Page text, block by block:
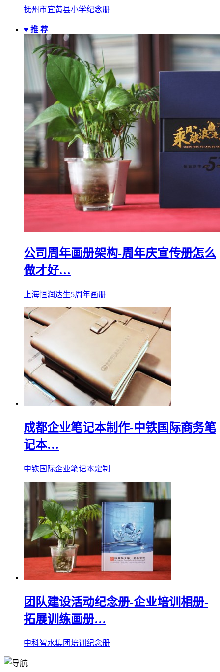
抚州市宜黄县小学纪念册
♥ 推 荐
公司周年画册架构-周年庆宣传册怎么
做才好…
上海恒润达生5周年画册
成都企业笔记本制作-中铁国际商务笔
记本…
中铁国际企业笔记本定制
团队建设活动纪念册-企业培训相册-
拓展训练画册…
中科智水集团培训纪念册